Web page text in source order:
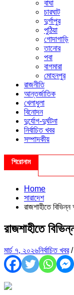
বাঘা
চারঘাট
দুর্গাপুর
পুঠিয়া
গোদাগাড়ি
তানোর
পবা
বাগমারা
মোহনপুর
রাজনীতি
আন্তর্জাতিক
খেলাধুলা
বিনোদন
দুর্যোগ-দুর্ঘটনা
নির্বাচিত খবর
সম্পাদকীয়
শিরোনাম
Home
সারাদেশ
রাজশাহীতে
রাজশাহীতে
মার্চ ৭, ২০২৬নির্বাচিত খবর/